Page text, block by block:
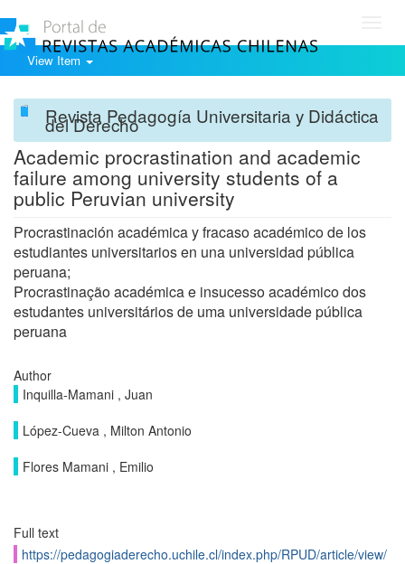
View Item
Revista Pedagogía Universitaria y Didáctica
del Derecho
Academic procrastination and academic
failure among university students of a
public Peruvian university
Procrastinación académica y fracaso académico de los
estudiantes universitarios en una universidad pública
peruana;
Procrastinação académica e insucesso académico dos
estudantes universitários de uma universidade pública
peruana
Author
Inquilla-Mamani , Juan
López-Cueva , Milton Antonio
Flores Mamani , Emilio
Full text
https://pedagogiaderecho.uchile.cl/index.php/RPUD/article/view/